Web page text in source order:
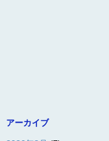
アーカイブ